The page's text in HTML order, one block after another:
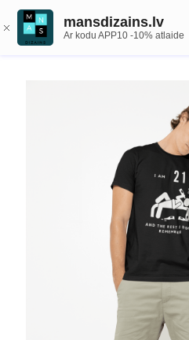
mansdizains.lv
Ar kodu APP10 -10% atlaide